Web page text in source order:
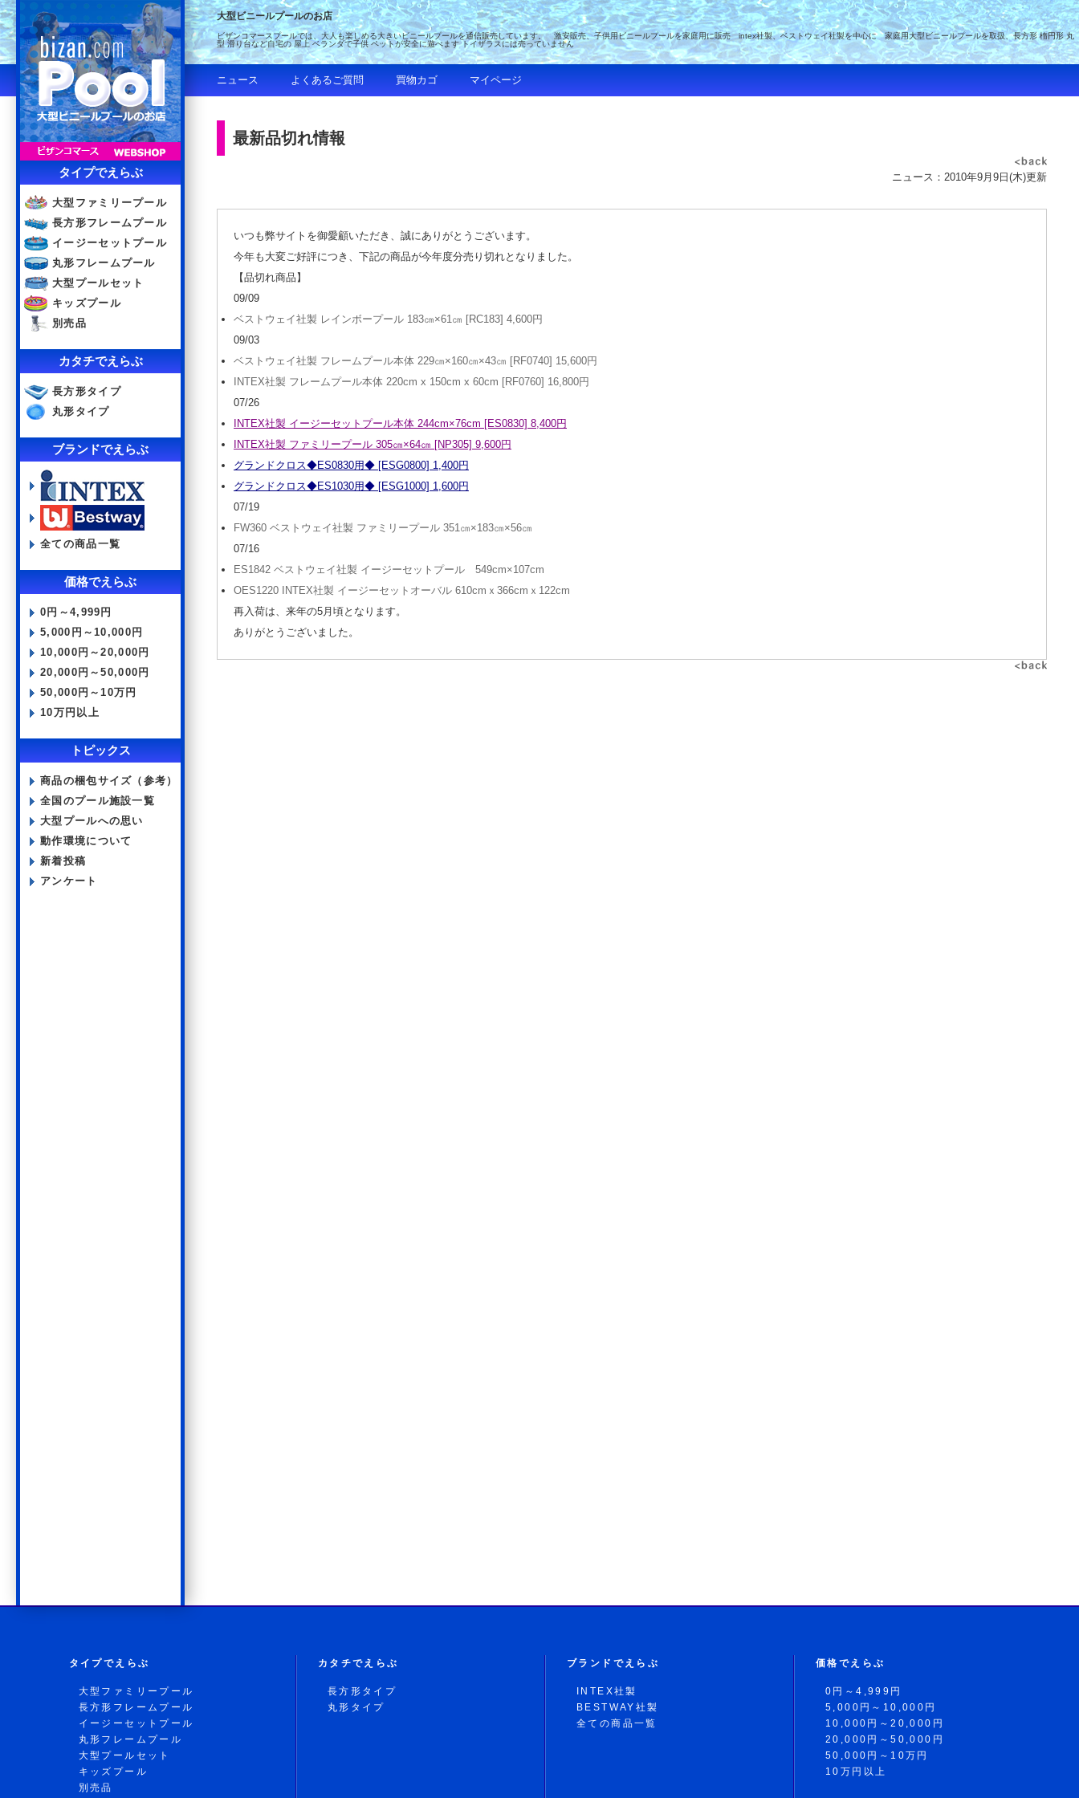
タイプでえらぶ
大型ファミリープール
長方形フレームプール
イージーセットプール
丸形フレームプール
大型プールセット
キッズプール
別売品
カタチでえらぶ
長方形タイプ
丸形タイプ
ブランドでえらぶ
全ての商品一覧
価格でえらぶ
0円～4,999円
5,000円～10,000円
10,000円～20,000円
20,000円～50,000円
50,000円～10万円
10万円以上
トピックス
商品の梱包サイズ（参考）
全国のプール施設一覧
大型プールへの思い
動作環境について
新着投稿
アンケート
大型ビニールプールのお店
ビザンコマースプールでは、大人も楽しめる大きいビニールプールを通信販売しています。 激安販売、子供用ビニールプールを家庭用に販売 intex社製、ベストウェイ社製を中心に 家庭用大型ビニールプールを取扱、長方形 楕円形 丸
型 滑り台など自宅の 屋上 ベランダで子供 ペットが安全に遊べます トイザラスには売っていません
ニュース よくあるご質問 買物カゴ マイページ
最新品切れ情報
ニュース：2010年9月9日(木)更新
いつも弊サイトを御愛顧いただき、誠にありがとうございます。
今年も大変ご好評につき、下記の商品が今年度分売り切れとなりました。
【品切れ商品】
09/09
ベストウェイ社製 レインボープール 183㎝×61㎝ [RC183] 4,600円
09/03
ベストウェイ社製 フレームプール本体 229㎝×160㎝×43㎝ [RF0740] 15,600円
INTEX社製 フレームプール本体 220cm x 150cm x 60cm [RF0760] 16,800円
07/26
INTEX社製 イージーセットプール本体 244cm×76cm [ES0830] 8,400円
INTEX社製 ファミリープール 305㎝×64㎝ [NP305] 9,600円
グランドクロス◆ES0830用◆ [ESG0800] 1,400円
グランドクロス◆ES1030用◆ [ESG1000] 1,600円
07/19
FW360 ベストウェイ社製 ファミリープール 351㎝×183㎝×56㎝
07/16
ES1842 ベストウェイ社製 イージーセットプール 549cm×107cm
OES1220 INTEX社製 イージーセットオーバル 610cmｘ366cmｘ122cm
再入荷は、来年の5月頃となります。
ありがとうございました。
タイプでえらぶ
大型ファミリープール
長方形フレームプール
イージーセットプール
丸形フレームプール
大型プールセット
キッズプール
別売品
カタチでえらぶ
長方形タイプ
丸形タイプ
ブランドでえらぶ
INTEX社製
BESTWAY社製
全ての商品一覧
価格でえらぶ
0円～4,999円
5,000円～10,000円
10,000円～20,000円
20,000円～50,000円
50,000円～10万円
10万円以上